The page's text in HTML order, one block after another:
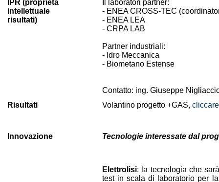
IPR (proprietà
intellettuale
risultati)
Il laboratori partner:
- ENEA CROSS-TEC
- ENEA LEA
- CRPA LAB
Partner industriali:
- Idro Meccanica
- Biometano Estense
Contatto: ing. Giuseppe
Risultati
Volantino progetto +GAS,
Innovazione Tecnologie interessate dal
Elettrolisi: la tecnologia che
test in scala di laboratorio per